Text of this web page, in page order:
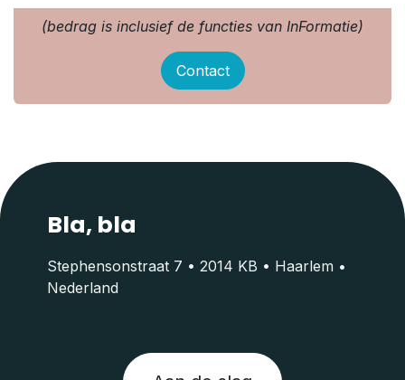
(bedrag is inclusief de functies van InFormatie)
Contact
Bla, bla
Stephensonstraat 7 • 2014 KB • Haarlem •
Nederland